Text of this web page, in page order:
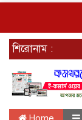
শিরোনাম :